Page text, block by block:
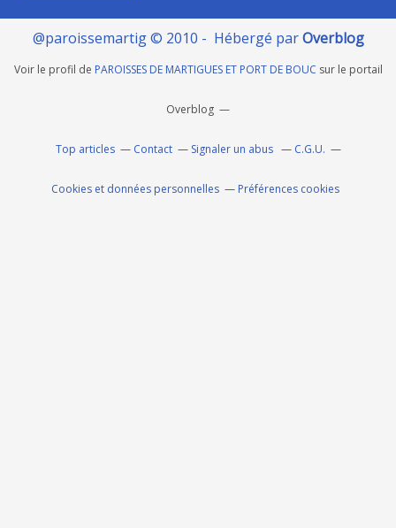
@paroissemartig © 2010 - Hébergé parOverblog
Voir le profil de PAROISSES DE MARTIGUES ET PORT DE BOUC sur le portail
Overblog
Top articles Contact Signaler un abus C.G.U.
Cookies et données personnelles Préférences cookies